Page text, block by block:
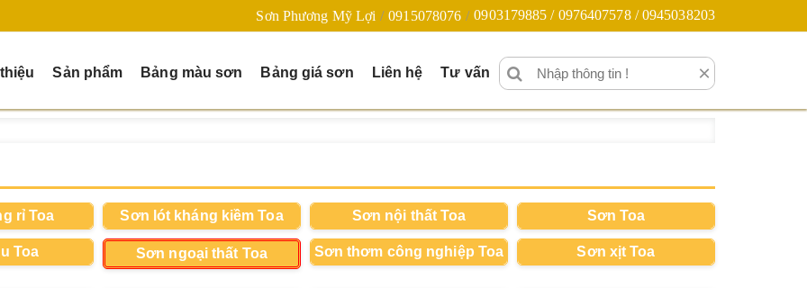
Sơn Phương Mỹ Lợi 0915078076 0903179885 / 0976407578 / 0945038203
Sản phẩm Bảng màu sơn Bảng giá sơn Liên hệ Tư vấn ×
rỉ Toa
Toa
Sơn lót kháng kiềm Toa
Sơn ngoại thất Toa
Sơn nội thất Toa
Sơn thơm công nghiệp Toa
Sơn Toa
Sơn xịt Toa